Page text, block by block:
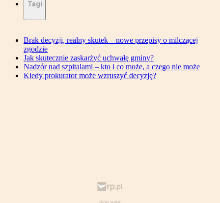
Tagi
Brak decyzji, realny skutek – nowe przepisy o milczącej
zgodzie
Jak skutecznie zaskarżyć uchwałę gminy?
Nadzór nad szpitalami – kto i co może, a czego nie może
Kiedy prokurator może wzruszyć decyzję?